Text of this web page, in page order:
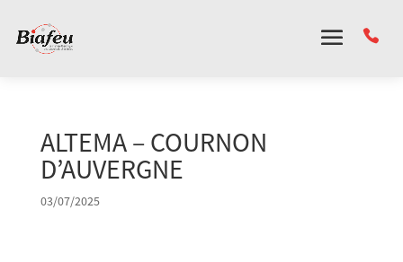
ALTEMA – COURNON
D’AUVERGNE
03/07/2025